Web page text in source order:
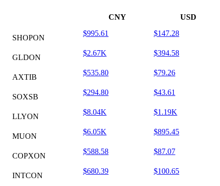
CNY USD
SHOPON
$995.61 $147.28
GLDON
$2.67K $394.58
AXTIB
$535.80 $79.26
SOXSB
$294.80 $43.61
LLYON
$8.04K $1.19K
MUON
$6.05K $895.45
COPXON
$588.58 $87.07
INTCON
$680.39 $100.65